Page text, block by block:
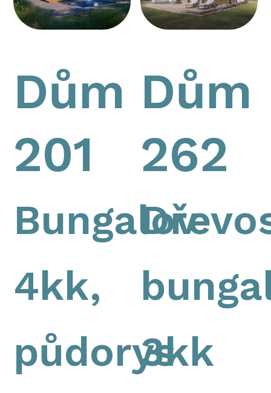
Dům
201
Bungalov
4kk,
půdorys
Dům
262
3kk